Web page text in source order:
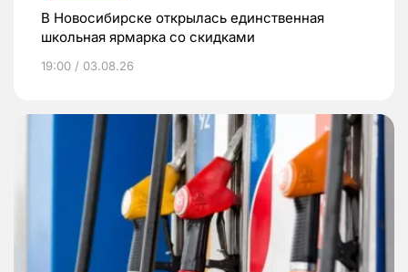
В Новосибирске открылась единственная
школьная ярмарка со скидками
19:00 / 03.08.26